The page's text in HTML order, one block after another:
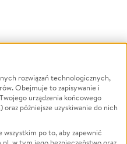
Powódź
Wichura
NGO
Edukacja
rozwiązań technologicznych,
Obejmuje to zapisywanie i
urządzenia końcowego
późniejsze uzyskiwanie do nich
po to, aby zapewnić